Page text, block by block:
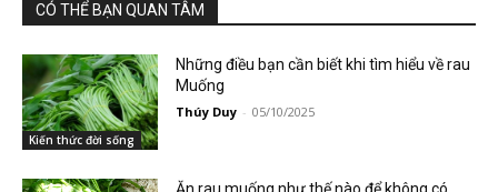
CÓ THỂ BẠN QUAN TÂM
Kiến thức đời sống
Những điều bạn cần biết khi tìm hiểu về rau
Muống
Thúy Duy - 05/10/2025
Ăn rau muống như thế nào để không có